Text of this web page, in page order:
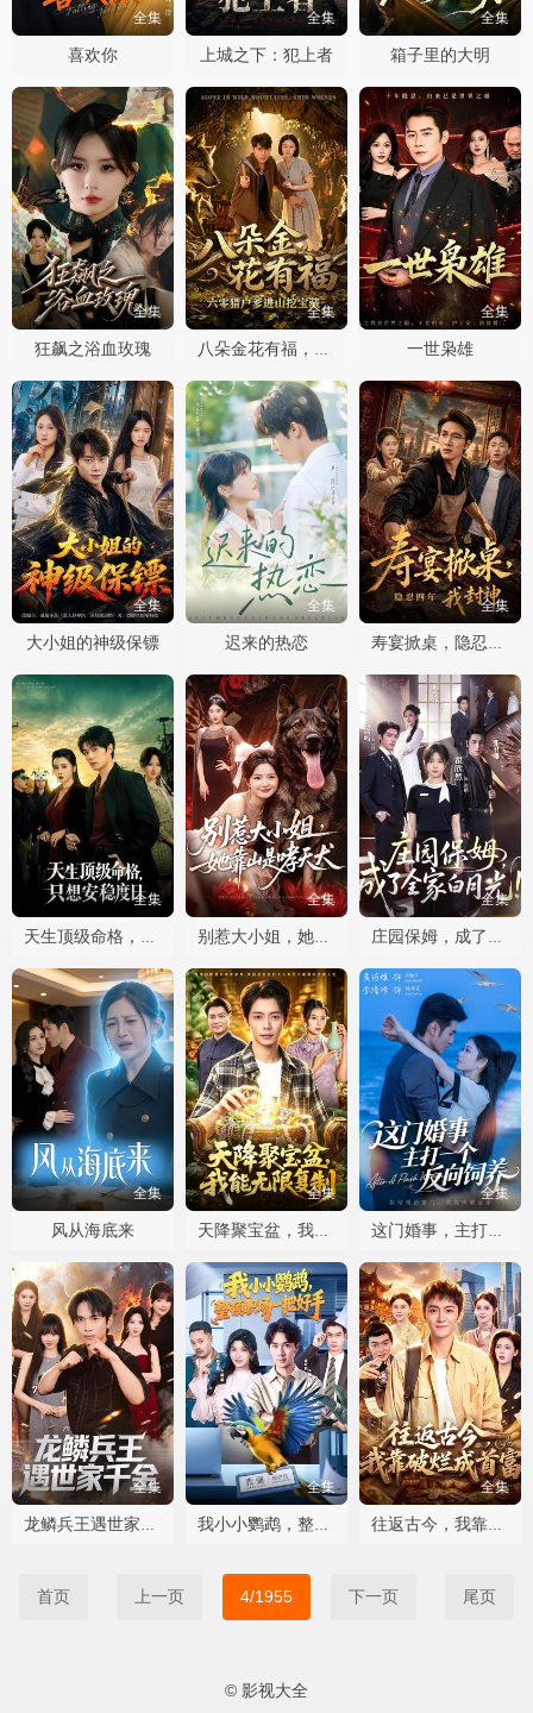
全集
喜欢你
全集
上城之下：犯上者
全集
箱子里的大明
全集
狂飙之浴血玫瑰
全集
八朵金花有福，六零猎户爹进山挖宝藏
全集
一世枭雄
全集
大小姐的神级保镖
全集
迟来的热恋
全集
寿宴掀桌，隐忍四年我封神
全集
天生顶级命格，只想安稳度日
全集
别惹大小姐，她靠山是哮天犬
全集
庄园保姆，成了全家白月光!
全集
风从海底来
全集
天降聚宝盆，我能无限复制
全集
这门婚事，主打一个反向饲养
全集 全集
我小小鹦鹉，整顿职场一把好手
全集
往返古今，我靠破烂成首富
首页 上一页 4/1955 下一页 尾页
© 影视大全